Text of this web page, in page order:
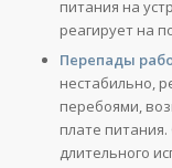
питания на
реагирует на
Перепады
нестабильно,
перебоями,
плате
длительного